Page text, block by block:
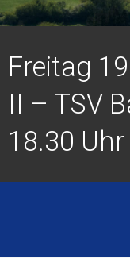
Freitag
II – TSV
18.30 Uhr